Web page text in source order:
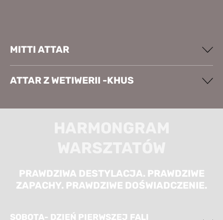
MITTI ATTAR
ATTAR Z WETIWERII -KHUS
PRAWDZIWA DESTYLACJA. PRAWDZIWE
ZAPACHY. PRAWDZIWE DOŚWIADCZENIE.
SOBOTA- DZIEŃ PIERWSZEJ FALI